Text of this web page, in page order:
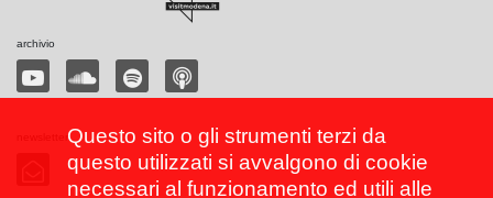
archivio
Questo sito o gli strumenti terzi da
questo utilizzati si avvalgono di cookie
necessari al funzionamento ed utili alle